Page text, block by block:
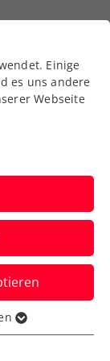
Einige
es uns andere
Webseite